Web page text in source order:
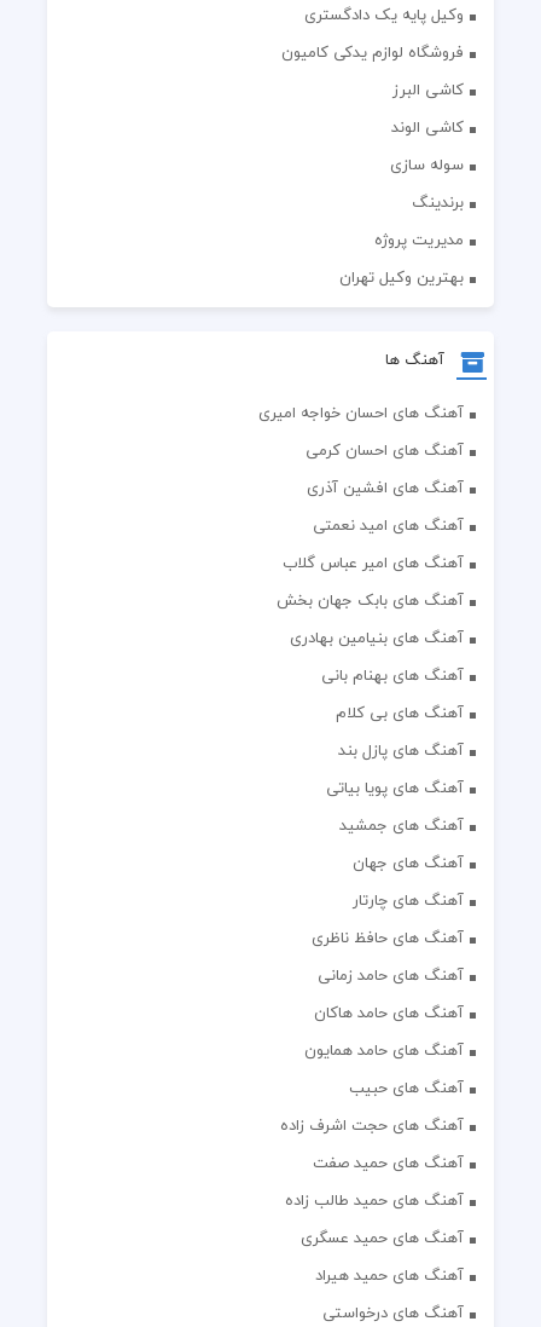
وکیل پایه یک دادگستری
فروشگاه لوازم یدکی کامیون
کاشی البرز
کاشی الوند
سوله سازی
برندینگ
مدیریت پروژه
بهترین وکیل تهران
آهنگ ها
آهنگ های احسان خواجه امیری
آهنگ های احسان کرمی
آهنگ های افشین آذری
آهنگ های امید نعمتی
آهنگ های امیر عباس گلاب
آهنگ های بابک جهان بخش
آهنگ های بنیامین بهادری
آهنگ های بهنام بانی
آهنگ های بی کلام
آهنگ های پازل بند
آهنگ های پویا بیاتی
آهنگ های جمشید
آهنگ های جهان
آهنگ های چارتار
آهنگ های حافظ ناظری
آهنگ های حامد زمانی
آهنگ های حامد هاکان
آهنگ های حامد همایون
آهنگ های حبیب
آهنگ های حجت اشرف زاده
آهنگ های حمید صفت
آهنگ های حمید طالب زاده
آهنگ های حمید عسگری
آهنگ های حمید هیراد
آهنگ های درخواستی